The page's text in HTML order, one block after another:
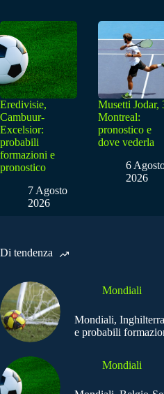
Eredivisie,
Cambuur-
Excelsior:
probabili
formazioni e
pronostico
7 Agosto
2026
Musetti Jodar,
Montreal:
pronostico e
dove vederla
6
2026
Di tendenza
Mondiali
Mondiali,
e probabili
Mondiali